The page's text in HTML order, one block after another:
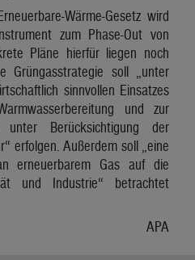
Wärme-Gesetz wird
zum Phase-Out von
Pläne hierfür liegen noch
Grüngasstrategie soll „unter
sinnvollen Einsatzes
und zur
Berücksichtigung der
erfolgen. Außerdem soll „eine
erneuerbarem Gas auf die
und Industrie“ betrachtet
APA